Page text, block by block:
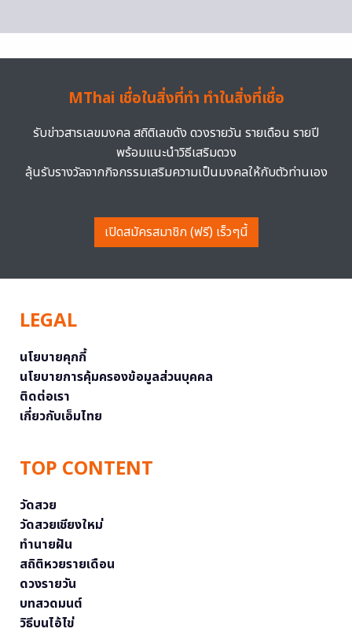
MThai เชื่อในสิ่งที่ทำ ทำในสิ่งที่เชื่อ
รับข่าวสารเลขมงคล สถิติเลขดัง ดวงรายวัน รายเดือน รายปี
พร้อมแนะนำวิธีเสริมดวง
ลุ้นรับรางวัลจากกิจกรรมเสริมความเป็นมงคลให้กับตัวท่านเอง
เปิดสมัครสมาชิก (ฟรี) เร็วๆนี้
LEGAL
นโยบายคุกกี้
นโยบายการคุ้มครองข้อมูลส่วนบุคคล
ติดต่อเรา
เกี่ยวกับเอ็มไทย
TOP CONTENT
วัดสวย
วัดสวยเชียงใหม่
ทำนายฝัน
สถิติหวยรายเดือน
ดวงรายวัน
บทสวดมนต์
วิธีบนไอ้ไข่